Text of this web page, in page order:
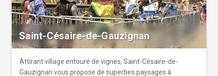
Saint-Césaire-de-Gauzignan
Attirant village entouré de vignes, Saint-Césaire-de-
Gauzignan vous propose de superbes paysages à